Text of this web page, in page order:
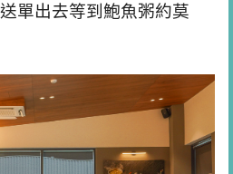
單出去等到鮑魚粥約莫